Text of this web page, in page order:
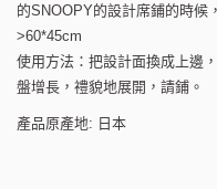
的SNOOPY的設計席鋪的時候
>60*45cm
使用方法：把設計面換成上邊
盤增長，禮貌地展開，請鋪。
產品原產地: 日本